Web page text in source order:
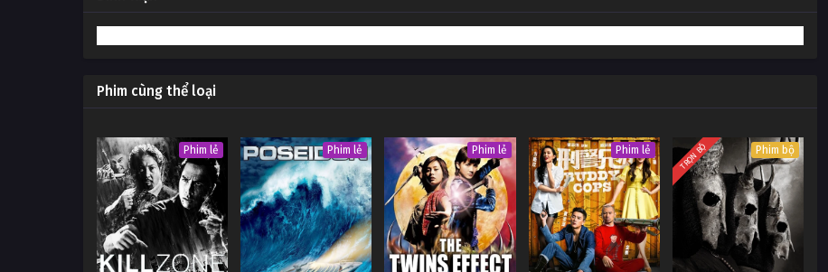
Phim cùng thể loại
Phim lẻ Phim lẻ Phim lẻ Phim lẻ TRỌN BỘ Phim bộ